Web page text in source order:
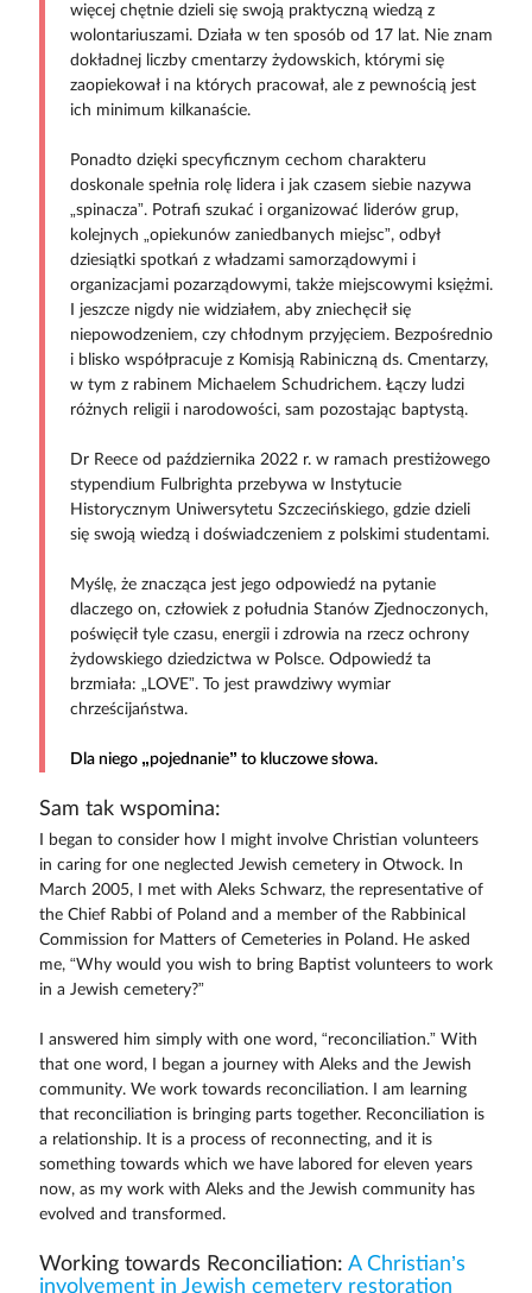
więcej chętnie dzieli się swoją praktyczną wiedzą z
wolontariuszami. Działa w ten sposób od 17 lat. Nie znam
dokładnej liczby cmentarzy żydowskich, którymi się
zaopiekował i na których pracował, ale z pewnością jest
ich minimum kilkanaście.
Ponadto dzięki specyficznym cechom charakteru
doskonale spełnia rolę lidera i jak czasem siebie nazywa
„spinacza”. Potrafi szukać i organizować liderów grup,
kolejnych „opiekunów zaniedbanych miejsc”, odbył
dziesiątki spotkań z władzami samorządowymi i
organizacjami pozarządowymi, także miejscowymi księżmi.
I jeszcze nigdy nie widziałem, aby zniechęcił się
niepowodzeniem, czy chłodnym przyjęciem. Bezpośrednio
i blisko współpracuje z Komisją Rabiniczną ds. Cmentarzy,
w tym z rabinem Michaelem Schudrichem. Łączy ludzi
różnych religii i narodowości, sam pozostając baptystą.
Dr Reece od października 2022 r. w ramach prestiżowego
stypendium Fulbrighta przebywa w Instytucie
Historycznym Uniwersytetu Szczecińskiego, gdzie dzieli
się swoją wiedzą i doświadczeniem z polskimi studentami.
Myślę, że znacząca jest jego odpowiedź na pytanie
dlaczego on, człowiek z południa Stanów Zjednoczonych,
poświęcił tyle czasu, energii i zdrowia na rzecz ochrony
żydowskiego dziedzictwa w Polsce. Odpowiedź ta
brzmiała: „LOVE”. To jest prawdziwy wymiar
chrześcijaństwa.
Dla niego „pojednanie” to kluczowe słowa.
Sam tak wspomina:
I began to consider how I might involve Christian volunteers
in caring for one neglected Jewish cemetery in Otwock. In
March 2005, I met with Aleks Schwarz, the representative of
the Chief Rabbi of Poland and a member of the Rabbinical
Commission for Matters of Cemeteries in Poland. He asked
me, “Why would you wish to bring Baptist volunteers to work
in a Jewish cemetery?”
I answered him simply with one word, “reconciliation.” With
that one word, I began a journey with Aleks and the Jewish
community. We work towards reconciliation. I am learning
that reconciliation is bringing parts together. Reconciliation is
a relationship. It is a process of reconnecting, and it is
something towards which we have labored for eleven years
now, as my work with Aleks and the Jewish community has
evolved and transformed.
Working towards Reconciliation: A Christian’s
involvement in Jewish cemetery restoration